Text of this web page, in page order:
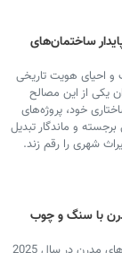
ساختمان‌های
و احیای هویت تاریخی
یکی از این مصالح
خود، پروژه‌های
برجسته و ماندگار تبدیل
شهری را رقم زند.
با سنگ و چوب